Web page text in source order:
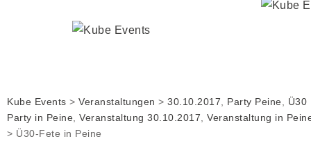
Kube Events > Veranstaltungen > 30.10.2017 Party Peine
Ü30
Party in Peine Veranstaltung 30.10.2017
Veranstaltung in
> Ü30-Fete in Peine